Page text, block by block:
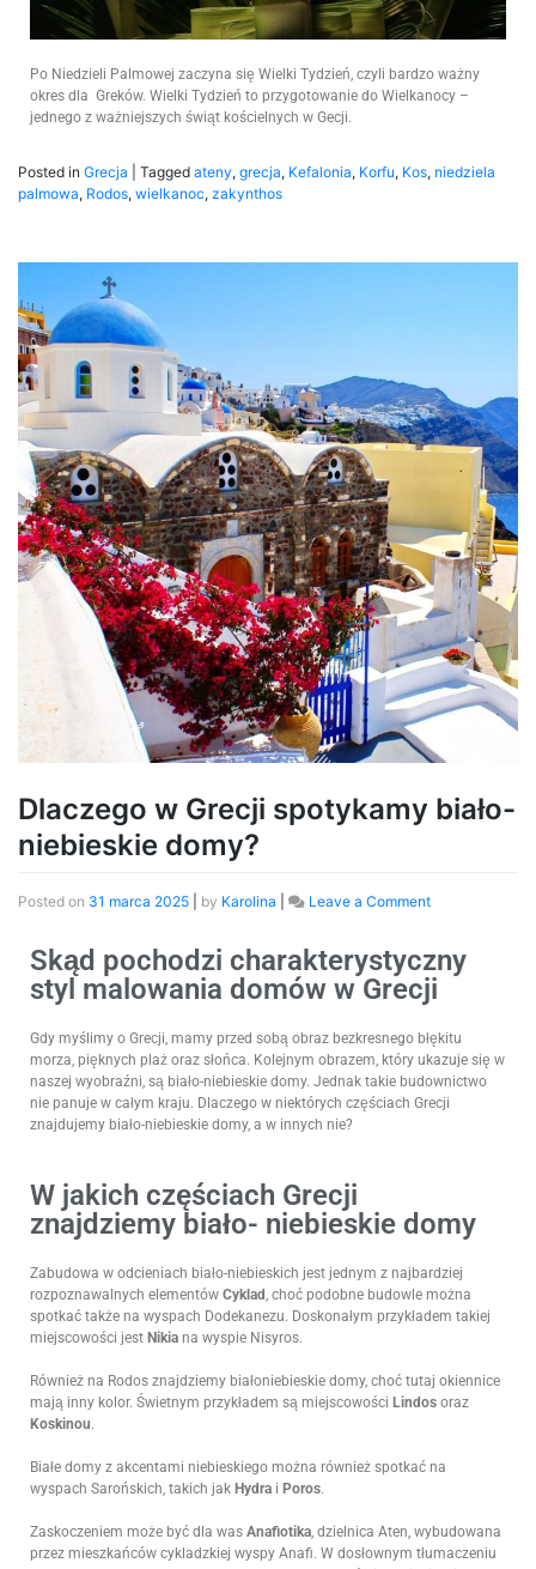
Po Niedzieli Palmowej zaczyna się Wielki Tydzień, czyli bardzo ważny
okres dla Greków. Wielki Tydzień to przygotowanie do Wielkanocy –
jednego z ważniejszych świąt kościelnych w Gecji.
Posted in Grecja Tagged ateny, grecja, Kefalonia, Korfu, Kos, niedziela
palmowa, Rodos, wielkanoc, zakynthos
Dlaczego w Grecji spotykamy biało-
niebieskie domy?
Posted on 31 marca 2025 by Karolina Leave a Comment
Skąd pochodzi charakterystyczny
styl malowania domów w Grecji
Gdy myślimy o Grecji, mamy przed sobą obraz bezkresnego błękitu
morza, pięknych plaż oraz słońca. Kolejnym obrazem, który ukazuje się w
naszej wyobraźni, są biało-niebieskie domy. Jednak takie budownictwo
nie panuje w całym kraju. Dlaczego w niektórych częściach Grecji
znajdujemy biało-niebieskie domy, a w innych nie?
W jakich częściach Grecji
znajdziemy biało- niebieskie domy
Zabudowa w odcieniach biało-niebieskich jest jednym z najbardziej
rozpoznawalnych elementów Cyklad, choć podobne budowle można
spotkać także na wyspach Dodekanezu. Doskonałym przykładem takiej
miejscowości jest Nikia na wyspie Nisyros.
Również na Rodos znajdziemy białoniebieskie domy, choć tutaj okiennice
mają inny kolor. Świetnym przykładem są miejscowości Lindos oraz
Koskinou.
Białe domy z akcentami niebieskiego można również spotkać na
wyspach Sarońskich, takich jak Hydra i Poros.
Zaskoczeniem może być dla was Anafiotika, dzielnica Aten, wybudowana
przez mieszkańców cykladzkiej wyspy Anafi. W dosłownym tłumaczeniu